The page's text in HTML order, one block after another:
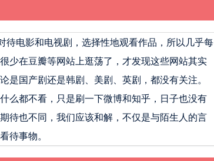
电影和电视剧，选择性地观看作品，所以几乎每
少在豆瓣等网站上逛荡了，才发现这些网站其实
国产剧还是韩剧、美剧、英剧，都没有关注。
么都不看，只是刷一下微博和知乎，日子也没有
待也不同，我们应该和解，不仅是与陌生人的言
待事物。